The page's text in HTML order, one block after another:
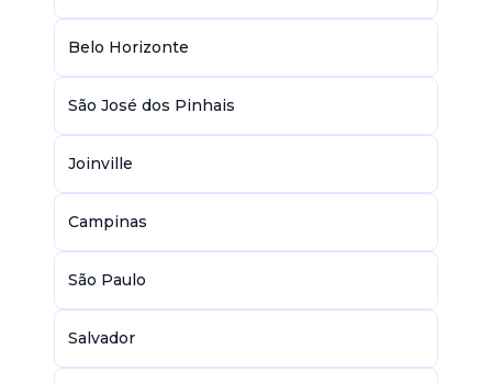
Belo Horizonte
São José dos Pinhais
Joinville
Campinas
São Paulo
Salvador